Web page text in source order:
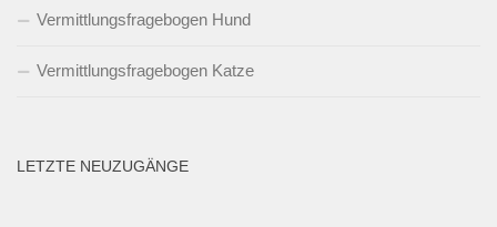
Vermittlungsfragebogen Hund
Vermittlungsfragebogen Katze
LETZTE NEUZUGÄNGE